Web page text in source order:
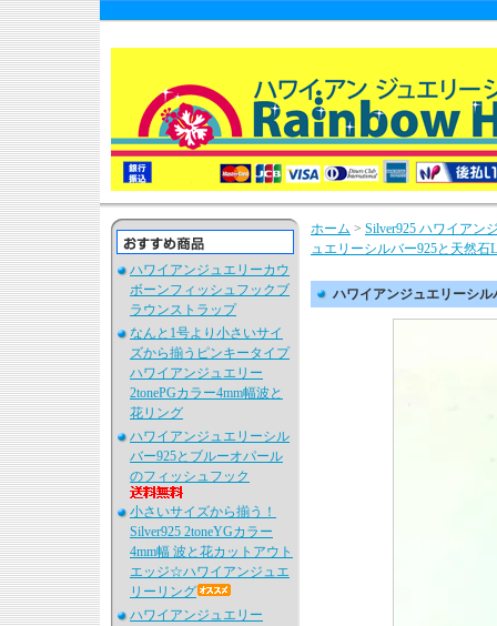
ハワイアンジュエリーカウ
ボーンフィッシュフックブ
ラウンストラップ
なんと1号より小さいサイ
ズから揃うピンキータイプ
ハワイアンジュエリー
2tonePGカラー4mm幅波と
花リング
ハワイアンジュエリーシル
バー925とブルーオパール
のフィッシュフック
小さいサイズから揃う！
Silver925 2toneYGカラー
4mm幅 波と花カットアウト
エッジ☆ハワイアンジュエ
リーリング
ハワイアンジュエリー
ホーム > Silver925 ハワイアン
ュエリーシルバー925と天然石
ハワイアンジュエリーシ